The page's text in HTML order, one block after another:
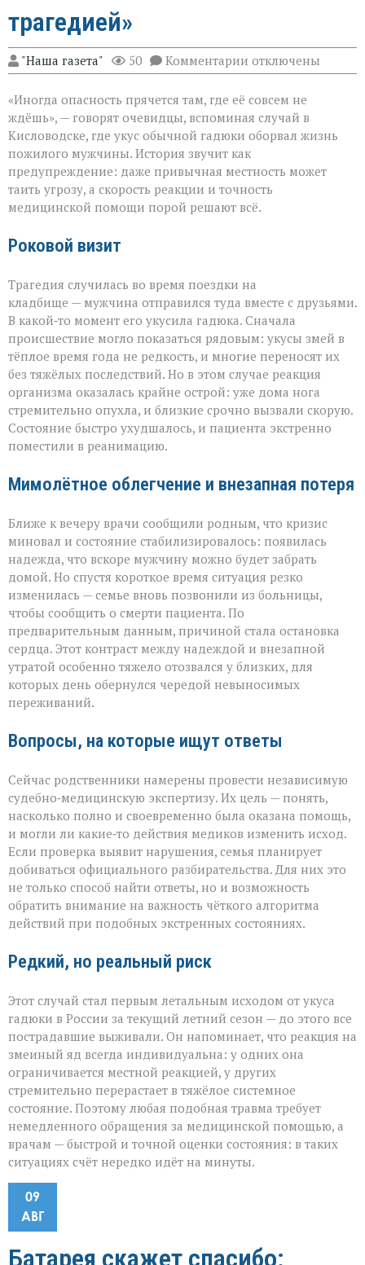
трагедией»
"Наша газета" 50 Комментарии к
записи
укус:
как
обычная
прогулка
обернулась
трагедией»
отключены
«Иногда опасность прячется там, где её совсем не
ждёшь», — говорят очевидцы, вспоминая случай в
Кисловодске, где укус обычной гадюки оборвал жизнь
пожилого мужчины. История звучит как
предупреждение: даже привычная местность может
таить угрозу, а скорость реакции и точность
медицинской помощи порой решают всё.
Роковой визит
Трагедия случилась во время поездки на
кладбище — мужчина отправился туда вместе с друзьями.
В какой‑то момент его укусила гадюка. Сначала
происшествие могло показаться рядовым: укусы змей в
тёплое время года не редкость, и многие переносят их
без тяжёлых последствий. Но в этом случае реакция
организма оказалась крайне острой: уже дома нога
стремительно опухла, и близкие срочно вызвали скорую.
Состояние быстро ухудшалось, и пациента экстренно
поместили в реанимацию.
Мимолётное облегчение и внезапная потеря
Ближе к вечеру врачи сообщили родным, что кризис
миновал и состояние стабилизировалось: появилась
надежда, что вскоре мужчину можно будет забрать
домой. Но спустя короткое время ситуация резко
изменилась — семье вновь позвонили из больницы,
чтобы сообщить о смерти пациента. По
предварительным данным, причиной стала остановка
сердца. Этот контраст между надеждой и внезапной
утратой особенно тяжело отозвался у близких, для
которых день обернулся чередой невыносимых
переживаний.
Вопросы, на которые ищут ответы
Сейчас родственники намерены провести независимую
судебно‑медицинскую экспертизу. Их цель — понять,
насколько полно и своевременно была оказана помощь,
и могли ли какие‑то действия медиков изменить исход.
Если проверка выявит нарушения, семья планирует
добиваться официального разбирательства. Для них это
не только способ найти ответы, но и возможность
обратить внимание на важность чёткого алгоритма
действий при подобных экстренных состояниях.
Редкий, но реальный риск
Этот случай стал первым летальным исходом от укуса
гадюки в России за текущий летний сезон — до этого все
пострадавшие выживали. Он напоминает, что реакция на
змеиный яд всегда индивидуальна: у одних она
ограничивается местной реакцией, у других
стремительно перерастает в тяжёлое системное
состояние. Поэтому любая подобная травма требует
немедленного обращения за медицинской помощью, а
врачам — быстрой и точной оценки состояния: в таких
ситуациях счёт нередко идёт на минуты.
09
АВГ
Батарея скажет спасибо: